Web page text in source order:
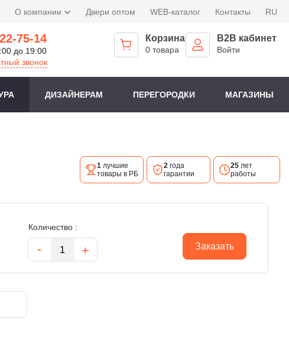
О компании Двери оптом WEB-каталог Контакты RU
75-14
до 19:00
звонок
Корзина
0 товара
B2B кабинет
Войти
ДИЗАЙНЕРАМ ПЕРЕГОРОДКИ МАГАЗИНЫ
1лучшие
товары в РБ
2года
гарантии
25лет
работы
Количество :
Количество
- + Заказать